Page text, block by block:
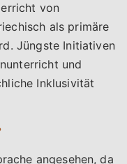
von
als primäre
Jüngste Initiativen
und
Inklusivität
angesehen, da